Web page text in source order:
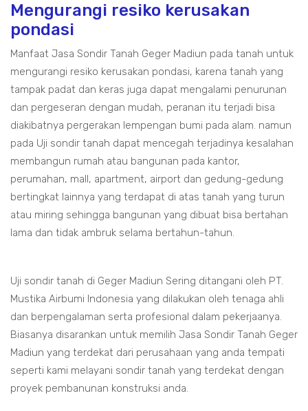
Mengurangi resiko kerusakan
pondasi
Manfaat Jasa Sondir Tanah Geger Madiun pada tanah untuk
mengurangi resiko kerusakan pondasi, karena tanah yang
tampak padat dan keras juga dapat mengalami penurunan
dan pergeseran dengan mudah, peranan itu terjadi bisa
diakibatnya pergerakan lempengan bumi pada alam. namun
pada Uji sondir tanah dapat mencegah terjadinya kesalahan
membangun rumah atau bangunan pada kantor,
perumahan, mall, apartment, airport dan gedung-gedung
bertingkat lainnya yang terdapat di atas tanah yang turun
atau miring sehingga bangunan yang dibuat bisa bertahan
lama dan tidak ambruk selama bertahun-tahun.
Uji sondir tanah di Geger Madiun Sering ditangani oleh PT.
Mustika Airbumi Indonesia yang dilakukan oleh tenaga ahli
dan berpengalaman serta profesional dalam pekerjaanya.
Biasanya disarankan untuk memilih Jasa Sondir Tanah Geger
Madiun yang terdekat dari perusahaan yang anda tempati
seperti kami melayani sondir tanah yang terdekat dengan
proyek pembanunan konstruksi anda.